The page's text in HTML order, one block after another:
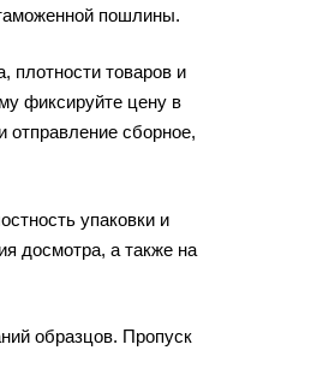
пошлины.
плотности товаров и
фиксируйте цену в
отправление сборное,
упаковки и
досмотра, а также на
образцов. Пропуск